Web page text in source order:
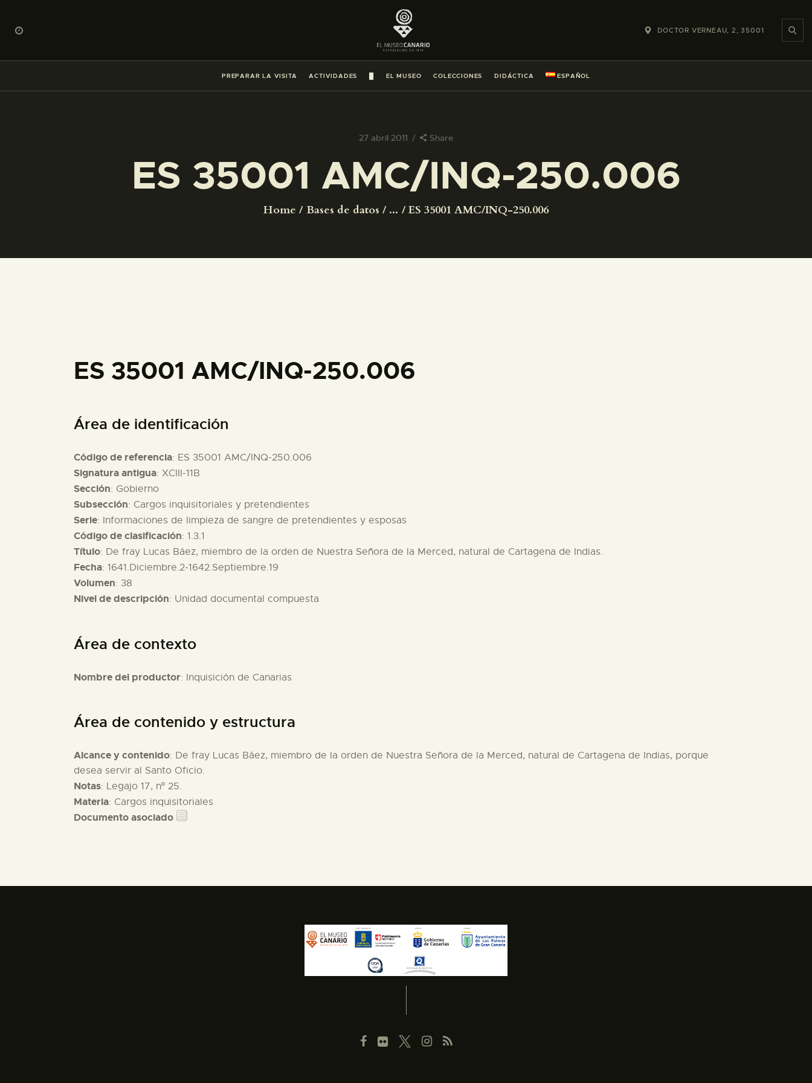
DOCTOR VERNEAU, 2, 35001
PREPARAR LA VISITA ACTIVIDADES EL MUSEO COLECCIONES DIDÁCTICA ESPAÑOL
27 abril 2011 Share
ES 35001 AMC/INQ-250.006
Home Bases de datos ... ES 35001 AMC/INQ-250.006
PREPARAR LA VISITA
ACTIVIDADES
█
COLECCIONES
DIDÁCTICA
█
ESPAÑOL
ES 35001 AMC/INQ-250.006
Área de identificación
Código de referencia: ES 35001 AMC/INQ-250.006
Signatura antigua: XCIII-11B
Sección: Gobierno
Subsección: Cargos inquisitoriales y pretendientes
Serie: Informaciones de limpieza de sangre de pretendientes y esposas
Código de clasificación: 1.3.1
Título: De fray Lucas Báez, miembro de la orden de Nuestra Señora de la Merced, natural de Cartagena de Indias.
Fecha: 1641.Diciembre.2-1642.Septiembre.19
Volumen: 38
Nivel de descripción: Unidad documental compuesta
Área de contexto
Nombre del productor: Inquisición de Canarias
Área de contenido y estructura
Alcance y contenido: De fray Lucas Báez, miembro de la orden de Nuestra Señora de la Merced, natural de Cartagena de Indias, porque
desea servir al Santo Oficio.
Notas: Legajo 17, nº 25.
Materia: Cargos inquisitoriales
Documento asociado